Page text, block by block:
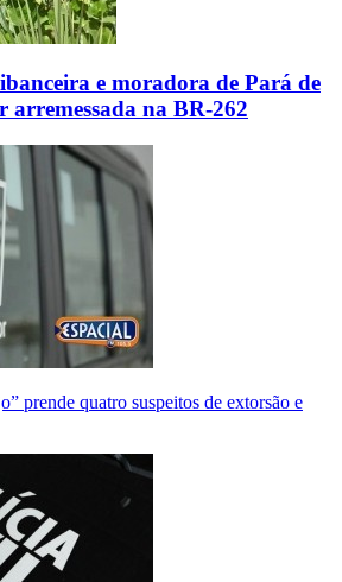
e moradora de Pará de
arremessada na BR-262
prende quatro suspeitos de extorsão e